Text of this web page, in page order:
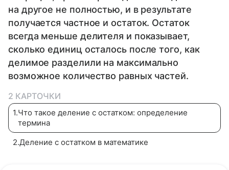
на другое не полностью, и в результате
получается частное и остаток. Остаток
всегда меньше делителя и показывает,
сколько единиц осталось после того, как
делимое разделили на максимально
возможное количество равных частей.
2 КАРТОЧКИ
1.Что такое деление с остатком: определение
термина
2.Деление с остатком в математике